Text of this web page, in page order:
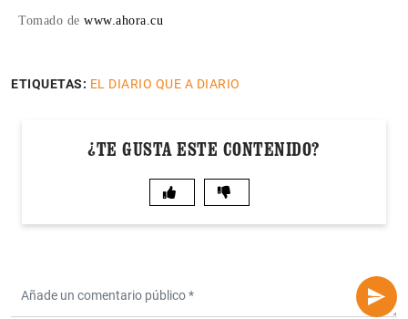
Tomado de www.ahora.cu
ETIQUETAS: EL DIARIO QUE A DIARIO
¿TE GUSTA ESTE CONTENIDO?